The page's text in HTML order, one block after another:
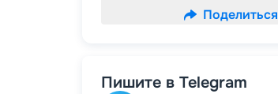
Поделиться
Пишите в Telegram